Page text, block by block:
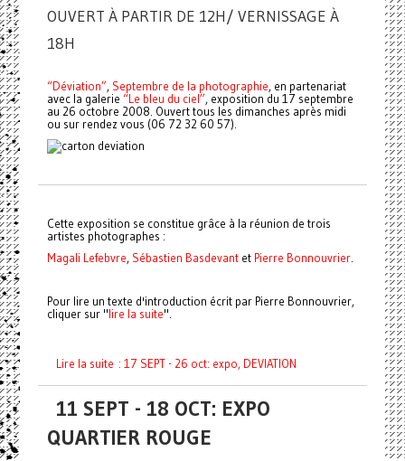
OUVERT À PARTIR DE 12H/ VERNISSAGE À
18H
“Déviation”, Septembre de la photographie, en partenariat
avec la galerie “Le bleu du ciel”, exposition du 17 septembre
au 26 octobre 2008. Ouvert tous les dimanches après midi
ou sur rendez vous (06 72 32 60 57).
Cette exposition se constitue grâce à la réunion de trois
artistes photographes :
Magali Lefebvre, Sébastien Basdevantet Pierre Bonnouvrier.
Pour lire un texte d'introduction écrit par Pierre Bonnouvrier,
cliquer sur "lire la suite".
Lire la suite : 17 SEPT - 26 oct: expo, DEVIATION
11 SEPT - 18 OCT: EXPO
QUARTIER ROUGE